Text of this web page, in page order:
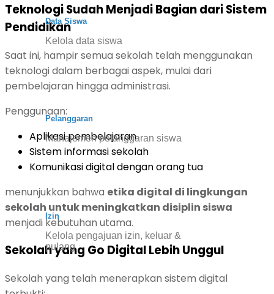
Data Siswa
Kelola data siswa
Pelanggaran
Manajemen pelanggaran siswa
Izin
Kelola pengajuan izin, keluar &
pulang
Teknologi Sudah Menjadi Bagian dari Sistem
Pendidikan
Saat ini, hampir semua sekolah telah menggunakan
teknologi dalam berbagai aspek, mulai dari
pembelajaran hingga administrasi.
Penggunaan:
Aplikasi pembelajaran
Sistem informasi sekolah
Komunikasi digital dengan orang tua
menunjukkan bahwa etika digital di lingkungan
sekolah untuk meningkatkan disiplin siswa
menjadi kebutuhan utama.
Sekolah yang Go Digital Lebih Unggul
Sekolah yang telah menerapkan sistem digital